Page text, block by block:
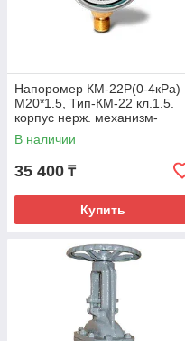
Напоромер КМ-22Р(0-4кРа)
М20*1.5, Тип-КМ-22 кл.1.5.
корпус нерж. механизм-
мд.сплав, чувствит.элемент
В наличии
35 400 ₸
Купить